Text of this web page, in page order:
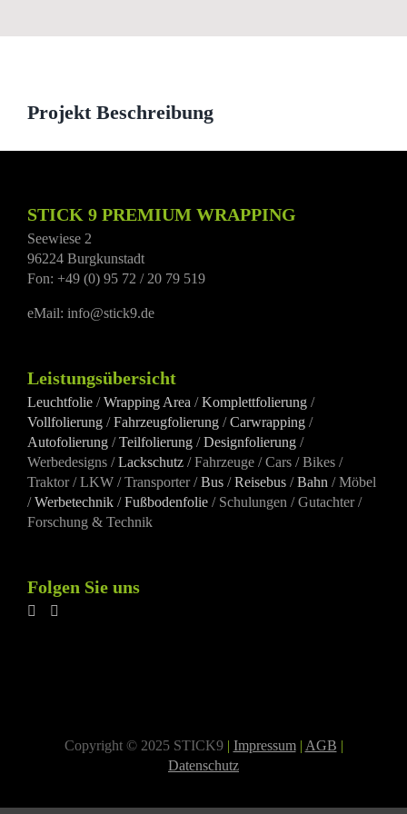
Projekt Beschreibung
STICK 9 PREMIUM WRAPPING
Seewiese 2
96224 Burgkunstadt
Fon: +49 (0) 95 72 / 20 79 519
eMail: info@stick9.de
Leistungsübersicht
Leuchtfolie /Wrapping Area /Komplettfolierung /
Vollfolierung /Fahrzeugfolierung /Carwrapping /
Autofolierung /Teilfolierung /Designfolierung /
Werbedesigns /Lackschutz / Fahrzeuge / Cars / Bikes /
Traktor / LKW / Transporter /Bus /Reisebus /Bahn / Möbel
/Werbetechnik /Fußbodenfolie / Schulungen / Gutachter /
Forschung & Technik
Folgen Sie uns
Copyright © 2025 STICK9 | Impressum | AGB |
Datenschutz